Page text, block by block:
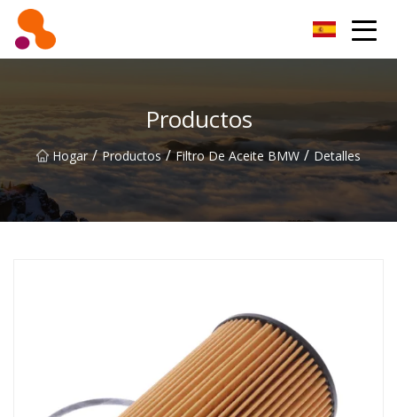
Productos
Hogar / Productos / Filtro De Aceite BMW / Detalles